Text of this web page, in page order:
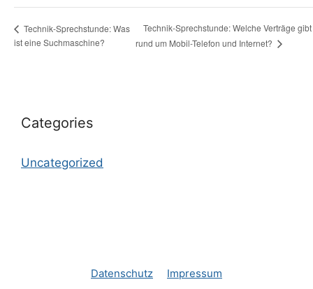
Technik-Sprechstunde: Was
ist eine Suchmaschine?
Technik-Sprechstunde: Welche Verträge
rund um Mobil-Telefon und Internet?
Categories
Uncategorized
Datenschutz Impressum